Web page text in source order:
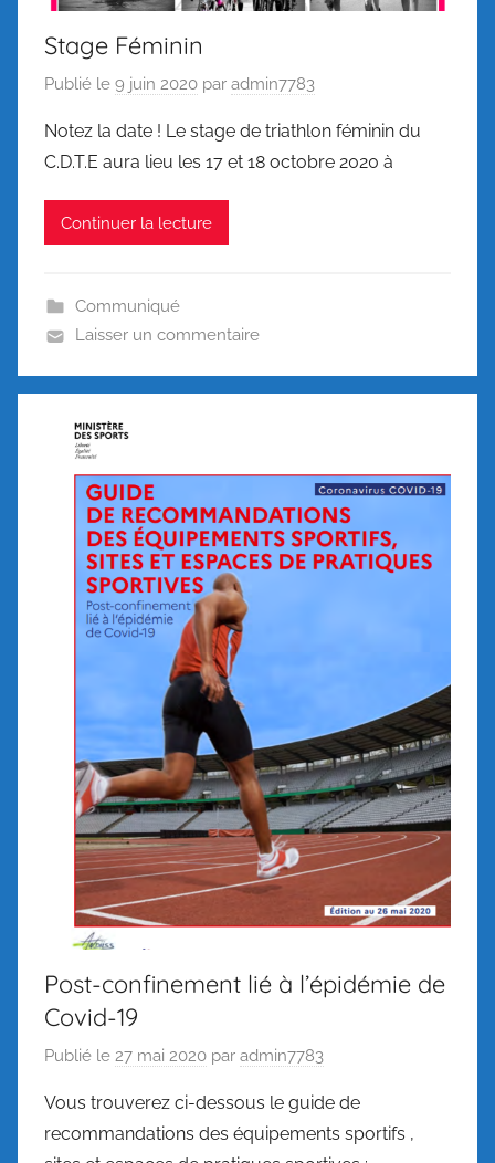
Stage Féminin
Publié le 9 juin 2020 par admin7783
Notez la date ! Le stage de triathlon féminin du
C.D.T.E aura lieu les 17 et 18 octobre 2020 à
Continuer la lecture
Communiqué
Laisser un commentaire
Post-confinement lié à l’épidémie de
Covid-19
Publié le 27 mai 2020 par admin7783
Vous trouverez ci-dessous le guide de
recommandations des équipements sportifs ,